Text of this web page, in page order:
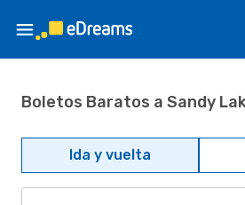
Boletos Baratos a Sandy
Ida y vuelta